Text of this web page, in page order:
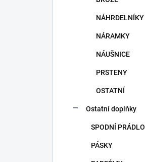
NÁHRDELNÍKY
NÁRAMKY
NÁUŠNICE
PRSTENY
OSTATNÍ
Ostatní doplňky
SPODNÍ PRÁDLO
PÁSKY